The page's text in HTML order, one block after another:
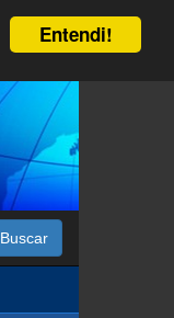
Entendi!
Buscar